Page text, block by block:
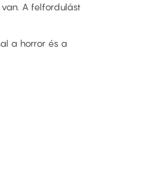
A felfordulást
a horror és a